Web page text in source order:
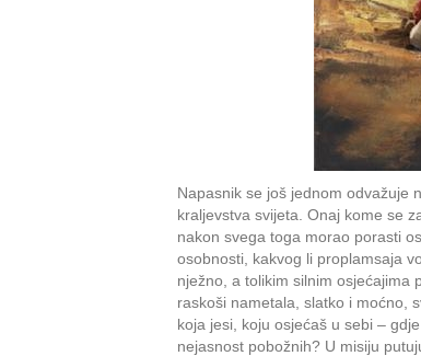
Napasnik se još jednom odvažuje
kraljevstva svijeta. Onaj kome se
nakon svega toga morao porasti
osobnosti, kakvog li proplamsaja
nježno, a tolikim silnim osjećajima
raskoši nametala, slatko i moćno,
koja jesi, koju osjećaš u sebi –
nejasnost pobožnih? U misiju